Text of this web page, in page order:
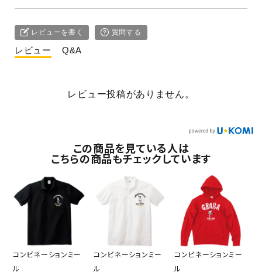
レビューを書く 質問する
レビュー Q&A
レビュー投稿がありません。
この商品を見ている人は
こちらの商品もチェックしています
コンビネーションミー
ル
コンビネーションミー
ル
コンビネーションミー
ル